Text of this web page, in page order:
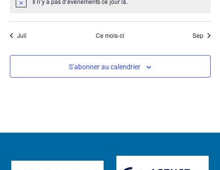
Notice
Juil Ce mois-ci Sep
S’abonner au calendrier